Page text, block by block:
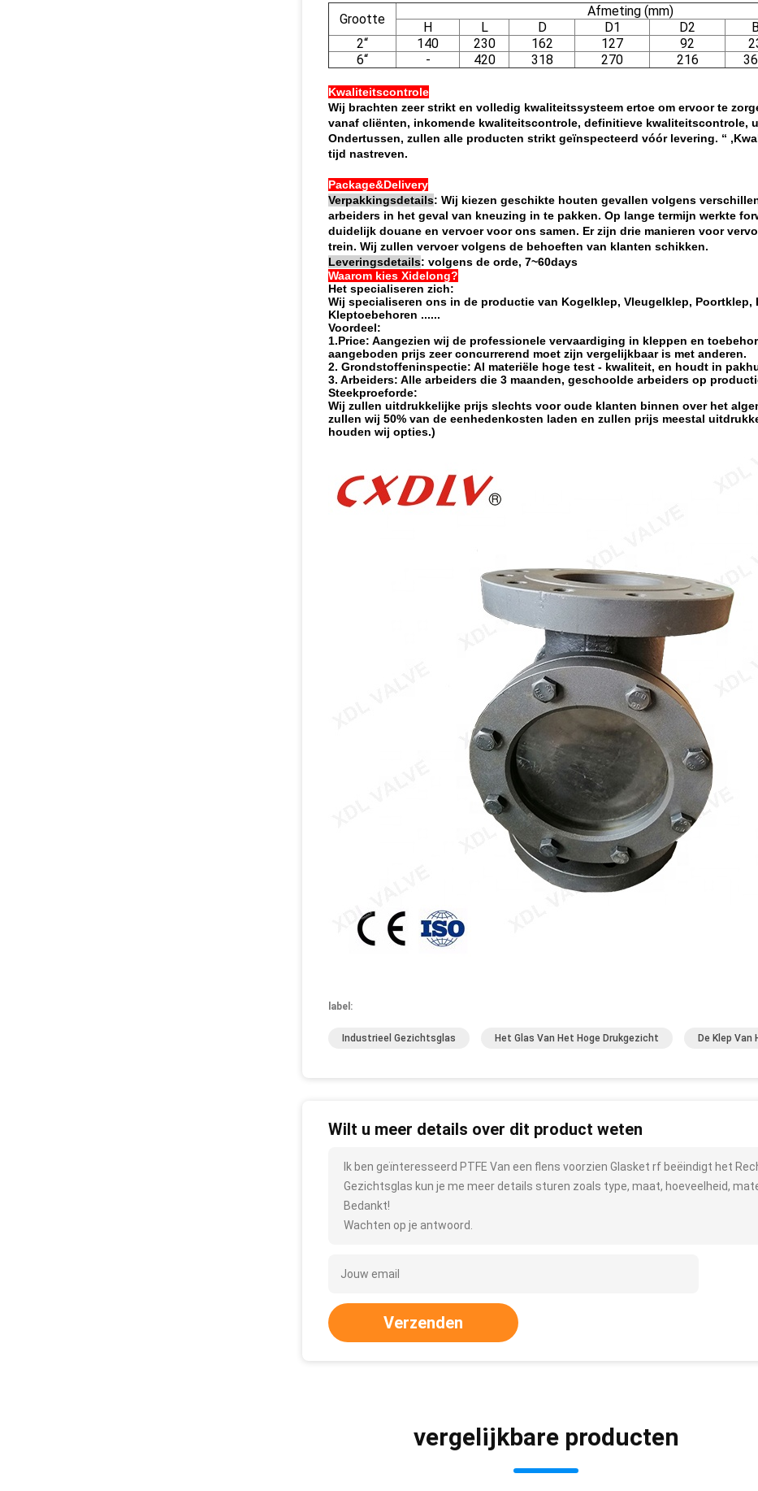
Grootte
Afmeting (mm)
H
L D D1 D2 B
2“
140 230 162 127 92
6“
- 420 318 270 216
Kwaliteitscontrole
Wij brachten zeer strikt en volledig kwaliteitssysteem ertoe om ervoor te
vanaf cliënten, inkomende kwaliteitscontrole, definitieve kwaliteitscontrole,
Ondertussen, zullen alle producten strikt geïnspecteerd vóór levering. “
tijd nastreven.
Package&Delivery
Verpakkingsdetails: Wij kiezen geschikte houten gevallen volgens
arbeiders in het geval van kneuzing in te pakken. Op lange termijn werkte
duidelijk douane en vervoer voor ons samen. Er zijn drie manieren voor
trein. Wij zullen vervoer volgens de behoeften van klanten schikken.
Leveringsdetails: volgens de orde, 7~60days
Waarom kies Xidelong?
Het specialiseren zich:
Wij specialiseren ons in de productie van Kogelklep, Vleugelklep,
Kleptoebehoren ......
Voordeel:
1.Price: Aangezien wij de professionele vervaardiging in kleppen en
aangeboden prijs zeer concurrerend moet zijn vergelijkbaar is met anderen.
2. Grondstoffeninspectie: Al materiële hoge test - kwaliteit, en houdt in
3. Arbeiders: Alle arbeiders die 3 maanden, geschoolde arbeiders op
Steekproeforde:
Wij zullen uitdrukkelijke prijs slechts voor oude klanten binnen over het
zullen wij 50% van de eenhedenkosten laden en zullen prijs meestal
houden wij opties.)
label:
Industrieel Gezichtsglas Het Glas Van Het Hoge Drukgezicht De Klep
Wilt u meer details over dit product weten
Ik ben geïnteresseerd PTFE Van een flens voorzien Glasket rf beëindigt het
Gezichtsglas kun je me meer details sturen zoals type, maat, hoeveelheid,
Bedankt!
Wachten op je antwoord.
Verzenden
vergelijkbare producten